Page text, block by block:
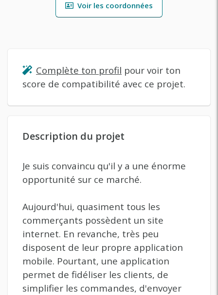
Voir les coordonnées
Complète ton profil pour voir ton
score de compatibilité avec ce projet.
Description du projet
Je suis convaincu qu'il y a une énorme
opportunité sur ce marché.
Aujourd'hui, quasiment tous les
commerçants possèdent un site
internet. En revanche, très peu
disposent de leur propre application
mobile. Pourtant, une application
permet de fidéliser les clients, de
simplifier les commandes, d'envoyer